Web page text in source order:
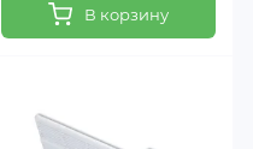
В корзину